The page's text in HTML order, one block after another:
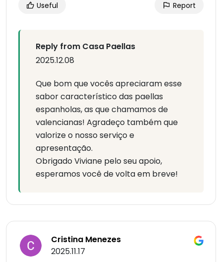
Useful Report
Reply from Casa Paellas
2025.12.08
Que bom que vocês apreciaram esse
sabor característico das paellas
espanholas, as que chamamos de
valencianas! Agradeço também que
valorize o nosso serviço e
apresentação.
Obrigado Viviane pelo seu apoio,
esperamos você de volta em breve!
Cristina Menezes
2025.11.17